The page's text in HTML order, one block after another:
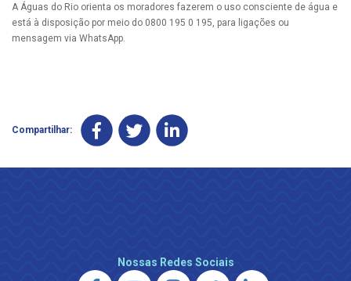
A Águas do Rio orienta os moradores fazerem o uso consciente de água e
está à disposição por meio do 0800 195 0 195, para ligações ou
mensagem via WhatsApp.
Compartilhar:
Nossas Redes Sociais